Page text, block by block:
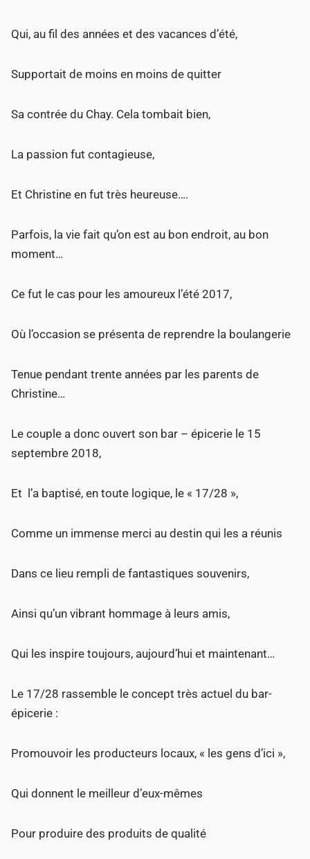
Qui, au fil des années et des vacances d’été,
Supportait de moins en moins de quitter
Sa contrée du Chay. Cela tombait bien,
La passion fut contagieuse,
Et Christine en fut très heureuse….
Parfois, la vie fait qu’on est au bon endroit, au bon
moment…
Ce fut le cas pour les amoureux l’été 2017,
Où l’occasion se présenta de reprendre la boulangerie
Tenue pendant trente années par les parents de
Christine…
Le couple a donc ouvert son bar – épicerie le 15
septembre 2018,
Et l’a baptisé, en toute logique, le « 17/28 »,
Comme un immense merci au destin qui les a réunis
Dans ce lieu rempli de fantastiques souvenirs,
Ainsi qu’un vibrant hommage à leurs amis,
Qui les inspire toujours, aujourd’hui et maintenant…
Le 17/28 rassemble le concept très actuel du bar-
épicerie :
Promouvoir les producteurs locaux, « les gens d’ici »,
Qui donnent le meilleur d’eux-mêmes
Pour produire des produits de qualité